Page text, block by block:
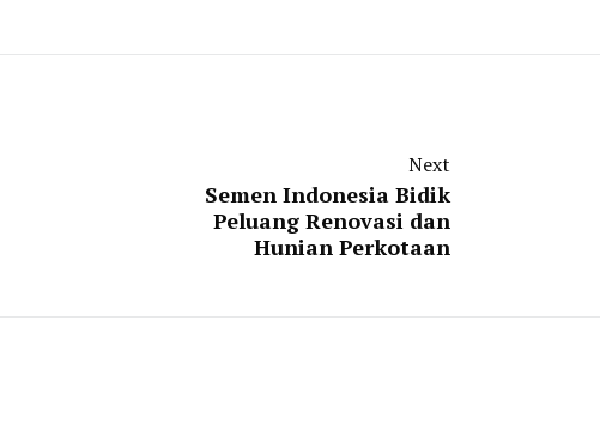
Next
Semen Indonesia Bidik
Peluang Renovasi dan
Hunian Perkotaan